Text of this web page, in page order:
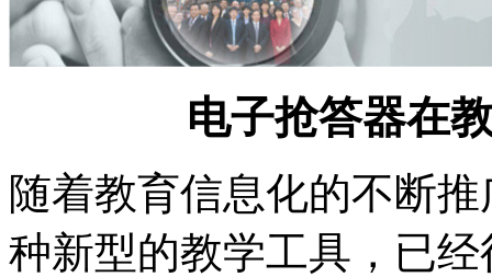
电子抢答器在
随着教育信息化的不断
种新型的教学工具，已